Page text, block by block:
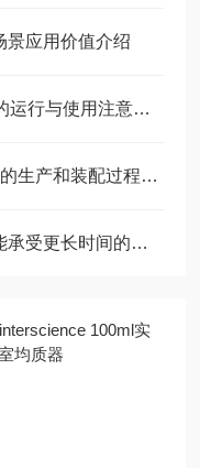
景应用价值介绍
WELCH 旋片真空泵 CRVPOR8的运行与使用注意事项
无油空压机 AT240/90在电子元件的生产和装配过程中的作用
岱洛无油空压机耐磨材料制造，能承受更长时间的高强度工作